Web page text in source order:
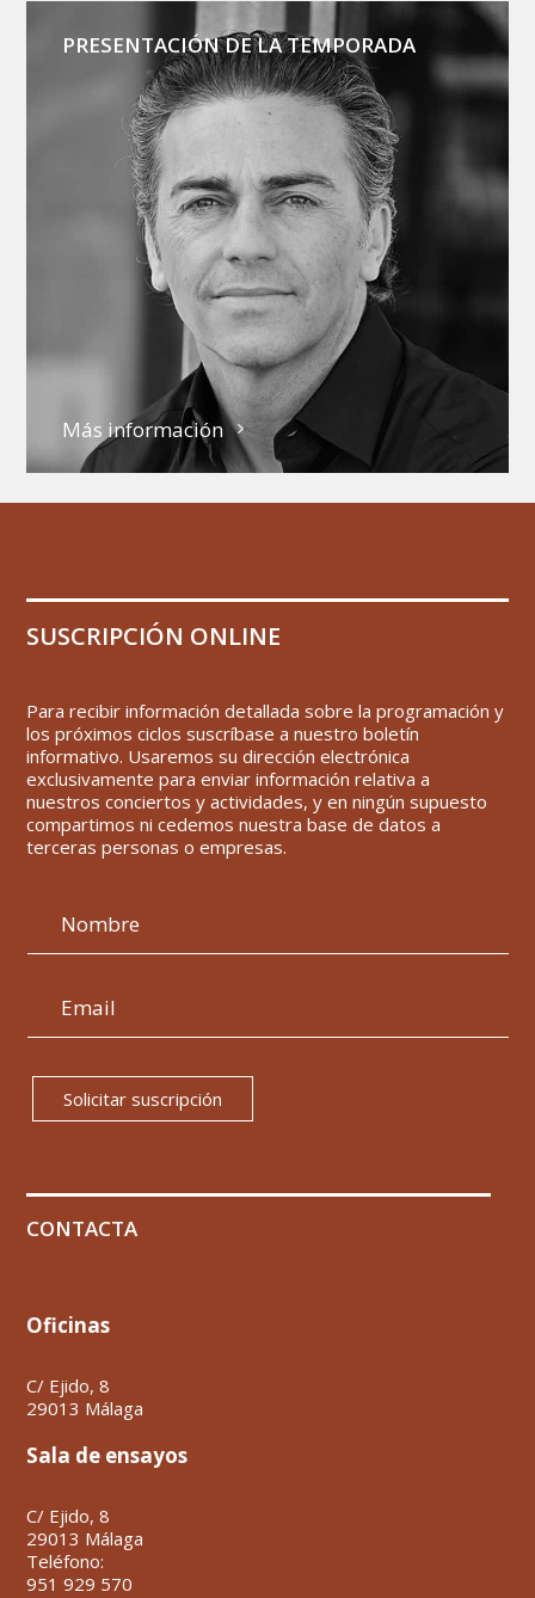
PRESENTACIÓN DE LA TEMPORADA
Más información
SUSCRIPCIÓN ONLINE
Para recibir información detallada sobre la programación y
los próximos ciclos suscríbase a nuestro boletín
informativo. Usaremos su dirección electrónica
exclusivamente para enviar información relativa a
nuestros conciertos y actividades, y en ningún supuesto
compartimos ni cedemos nuestra base de datos a
terceras personas o empresas.
Solicitar suscripción
CONTACTA
Oficinas
C/ Ejido, 8
29013 Málaga
Sala de ensayos
C/ Ejido, 8
29013 Málaga
Teléfono:
951 929 570